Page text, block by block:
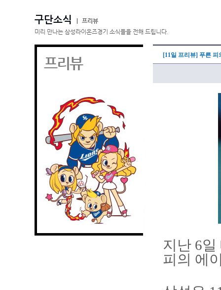
구단소식
프리뷰
미리 만나는 삼성라이온즈경기 소식들을 전해 드립니다.
프리뷰 [11일 프리뷰] 푸른
지난 6
피의 에